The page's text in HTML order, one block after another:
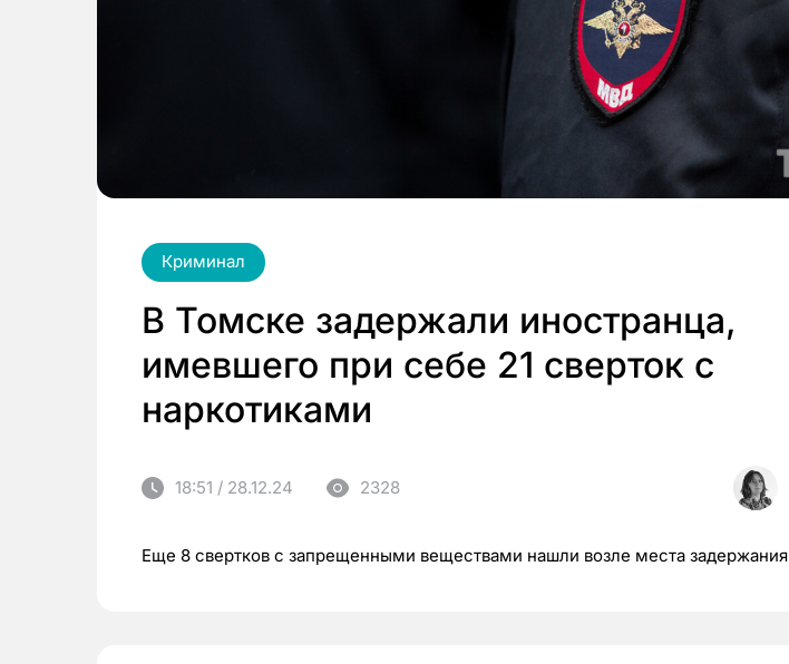
Криминал
В Томске задержали иностранца,
имевшего при себе 21 сверток с
наркотиками
18:51 / 28.12.24 2328
Еще 8 свертков с запрещенными веществами нашли возле места задержания